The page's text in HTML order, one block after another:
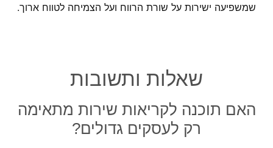
שמשפיעה ישירות על שורת הרווח ועל הצמיחה לטווח ארוך.
שאלות ותשובות
האם תוכנה לקריאות שירות מתאימה
רק לעסקים גדולים?